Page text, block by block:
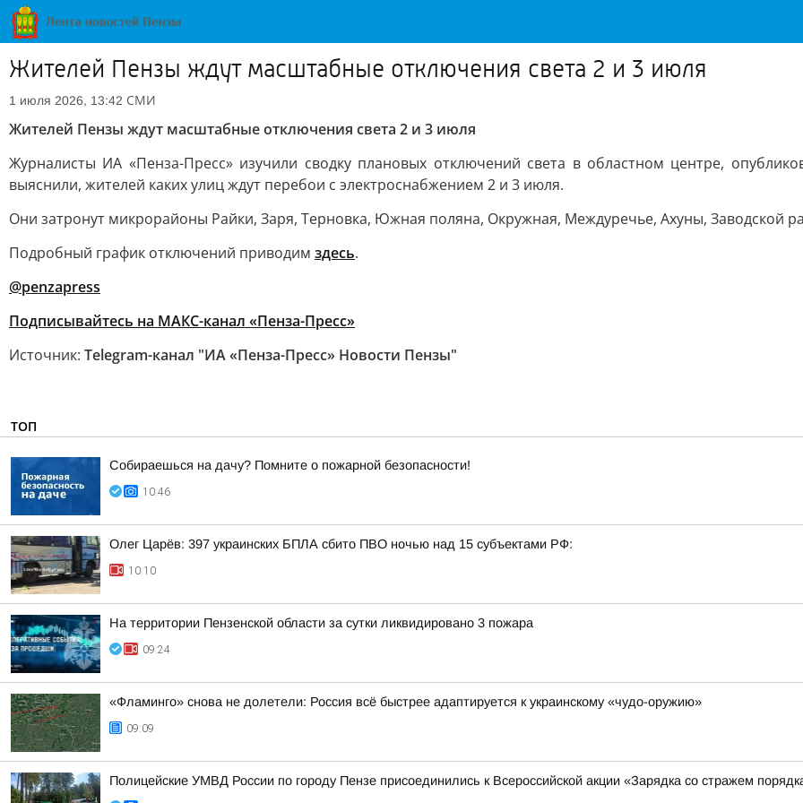
Жителей Пензы ждут масштабные отключения света 2 и 3 июля
1 июля 2026, 13:42 СМИ
Жителей Пензы ждут масштабные отключения света 2 и 3 июля
Журналисты ИА «Пенза-Пресс» изучили сводку плановых отключений света в областном центре,
выяснили, жителей каких улиц ждут перебои с электроснабжением 2 и 3 июля.
Они затронут микрорайоны Райки, Заря, Терновка, Южная поляна, Окружная, Междуречье, Ахуны, Заводской
Подробный график отключений приводим здесь.
@penzapress
Подписывайтесь на МАКС-канал «Пенза-Пресс»
Источник: Telegram-канал "ИА «Пенза-Пресс» Новости Пензы"
ТОП
Собираешься на дачу? Помните о пожарной безопасности!
10:46
Олег Царёв: 397 украинских БПЛА сбито ПВО ночью над 15 субъектами РФ:
10:10
На территории Пензенской области за сутки ликвидировано 3 пожара
09:24
«Фламинго» снова не долетели: Россия всё быстрее адаптируется к украинскому «чудо-оружию»
09:09
Полицейские УМВД России по городу Пензе присоединились к Всероссийской акции «Зарядка со стражем